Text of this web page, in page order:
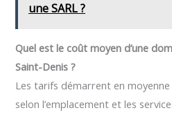
une SARL ?
Quel est le coût moyen d’une
Saint-Denis ?
Les tarifs démarrent en
selon l’emplacement et les